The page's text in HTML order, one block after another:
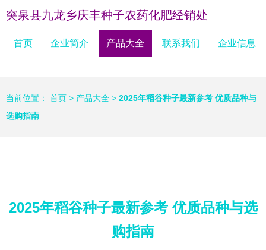
突泉县九龙乡庆丰种子农药化肥经销处
首页 企业简介 产品大全 联系我们 企业信息
当前位置： 首页 > 产品大全 > 2025年稻谷种子最新参考 优质品种与
选购指南
2025年稻谷种子最新参考 优质品种与选
购指南